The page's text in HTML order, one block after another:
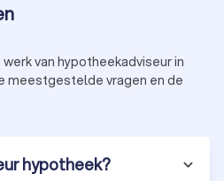
klanten.
het maken van een
wensen aansluit.
van hypotheekadviseur in
meestgestelde vragen en de
hypotheek?